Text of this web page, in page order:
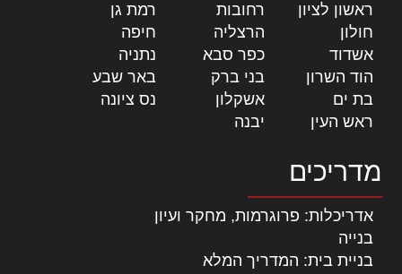
ראשון לציון
רחובות רמת גן
חולון
הרצליה חיפה
אשדוד
כפר סבא נתניה
הוד השרון
בני ברק באר שבע
בת ים
אשקלון נס ציונה
ראש העין
יבנה
מדריכים
אדריכלות: פרוגרמות, מחקר ועיון
בנייה
בניית בית: המדריך המלא